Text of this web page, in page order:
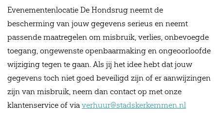
Evenementenlocatie De Hondsrug neemt de
bescherming van jouw gegevens serieus en neemt
passende maatregelen om misbruik, verlies, onbevoegde
toegang, ongewenste openbaarmaking en ongeoorloofde
wijziging tegen te gaan. Als jij het idee hebt dat jouw
gegevens toch niet goed beveiligd zijn of er aanwijzingen
zijn van misbruik, neem dan contact op met onze
klantenservice of via verhuur@stadskerkemmen.nl